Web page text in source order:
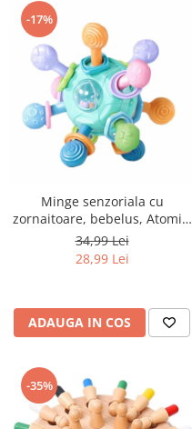
-17%
Minge senzoriala cu
zornaitoare, bebelus, Atomic,
multicolor
34,99 Lei
28,99 Lei
ADAUGA IN COS
-35%